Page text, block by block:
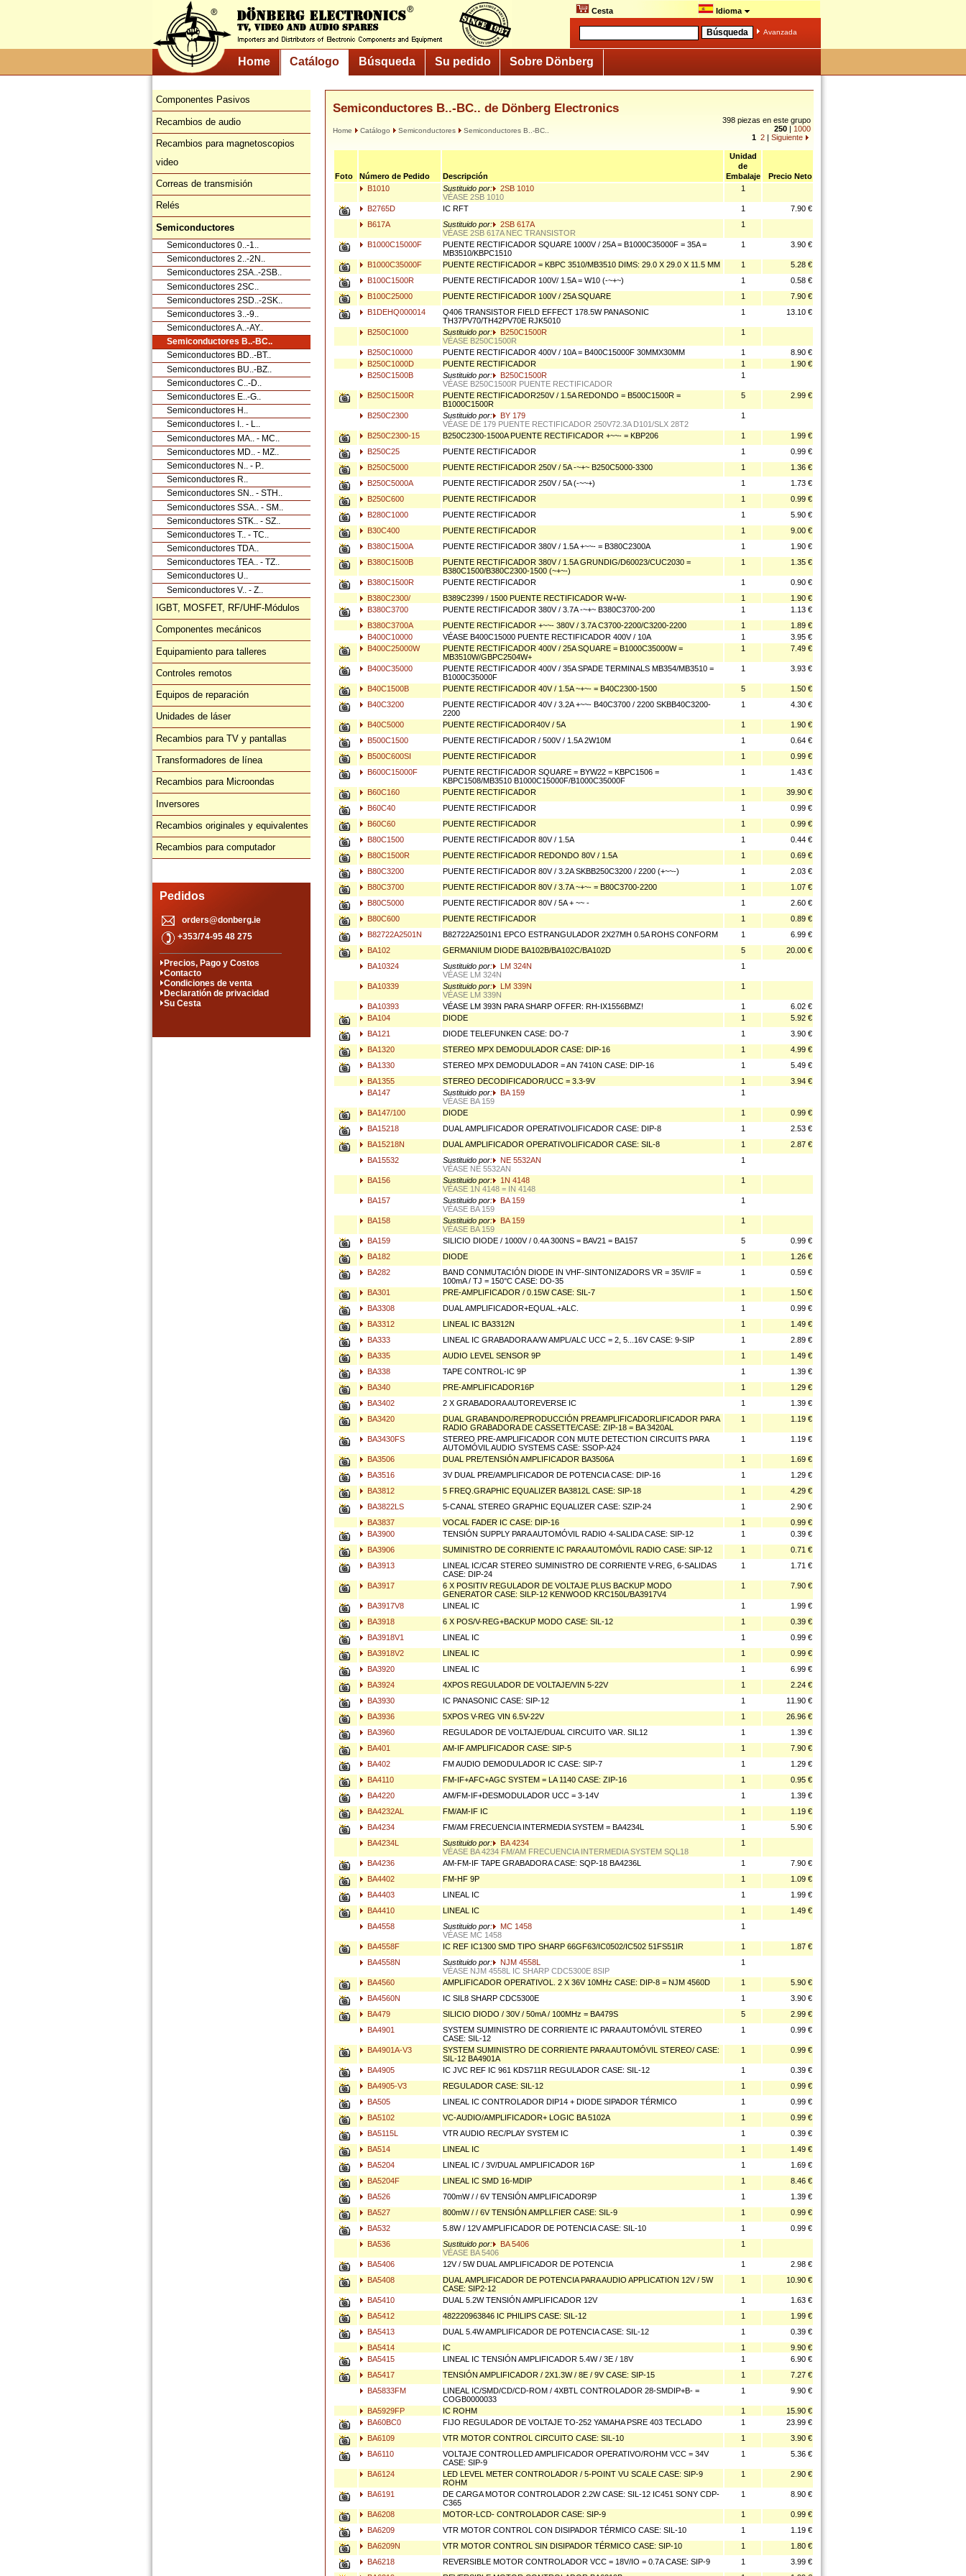
Cesta Idioma
Avanzada
Home Catálogo Búsqueda Su pedido Sobre Dönberg
Componentes Pasivos
Recambios de audio
Recambios para magnetoscopios
video
Correas de transmisión
Relés
Semiconductores
Semiconductores 0..-1..
Semiconductores 2..-2N..
Semiconductores 2SA..-2SB..
Semiconductores 2SC..
Semiconductores 2SD..-2SK..
Semiconductores 3..-9..
Semiconductores A..-AY..
Semiconductores B..-BC..
Semiconductores BD..-BT..
Semiconductores BU..-BZ..
Semiconductores C..-D..
Semiconductores E..-G..
Semiconductores H..
Semiconductores I.. - L..
Semiconductores MA.. - MC..
Semiconductores MD.. - MZ..
Semiconductores N.. - P..
Semiconductores R..
Semiconductores SN.. - STH..
Semiconductores SSA.. - SM..
Semiconductores STK.. - SZ..
Semiconductores T.. - TC..
Semiconductores TDA..
Semiconductores TEA.. - TZ..
Semiconductores U..
Semiconductores V.. - Z..
IGBT, MOSFET, RF/UHF-Módulos
Componentes mecánicos
Equipamiento para talleres
Controles remotos
Equipos de reparación
Unidades de láser
Recambios para TV y pantallas
Transformadores de línea
Recambios para Microondas
Inversores
Recambios originales y equivalentes
Recambios para computador
Pedidos
orders@donberg.ie
+353/74-95 48 275
Precios, Pago y Costos
Contacto
Condiciones de venta
Declaratión de privacidad
Su Cesta
Semiconductores B..-BC.. de Dönberg Electronics
Home Catálogo Semiconductores Semiconductores B..-BC..
398 piezas en este grupo
250 | 1000
1 2 | Siguiente
Foto Número de Pedido Descripción
Unidad
de
Embalaje
Precio Neto
B1010
Sustituido por:
2SB 1010
VÉASE 2SB 1010
1
B2765D IC RFT 1
7.90 €
B617A
Sustituido por:
2SB 617A
VÉASE 2SB 617A NEC TRANSISTOR
1
B1000C15000F
PUENTE RECTIFICADOR SQUARE 1000V / 25A = B1000C35000F = 35A =
MB3510/KBPC1510
1 3.90 €
B1000C35000F PUENTE RECTIFICADOR = KBPC 3510/MB3510 DIMS: 29.0 X 29.0 X 11.5 MM 1
5.28 €
B100C1500R
PUENTE RECTIFICADOR 100V/ 1.5A = W10 (-~+~) 1
0.58 €
B100C25000
PUENTE RECTIFICADOR 100V / 25A SQUARE 1
7.90 €
B1DEHQ000014
Q406 TRANSISTOR FIELD EFFECT 178.5W PANASONIC
TH37PV70/TH42PV70E RJK5010
1 13.10 €
B250C1000 Sustituido por:
B250C1500R
VÉASE B250C1500R
1
B250C10000 PUENTE RECTIFICADOR 400V / 10A = B400C15000F 30MMX30MM 1
8.90 €
B250C1000D
PUENTE RECTIFICADOR 1
1.90 €
B250C1500B
Sustituido por:
B250C1500R
VÉASE B250C1500R PUENTE RECTIFICADOR
1
B250C1500R
PUENTE RECTIFICADOR250V / 1.5A REDONDO = B500C1500R =
B1000C1500R
5 2.99 €
B250C2300 Sustituido por:
BY 179
VÉASE DE 179 PUENTE RECTIFICADOR 250V72.3A D101/SLX 28T2
1
B250C2300-15 B250C2300-1500A PUENTE RECTIFICADOR +~~- = KBP206 1
1.99 €
B250C25
PUENTE RECTIFICADOR 1
0.99 €
B250C5000
PUENTE RECTIFICADOR 250V / 5A -~+~ B250C5000-3300 1
1.36 €
B250C5000A
PUENTE RECTIFICADOR 250V / 5A (-~~+) 1
1.73 €
B250C600
PUENTE RECTIFICADOR 1
0.99 €
B280C1000
PUENTE RECTIFICADOR 1
5.90 €
B30C400
PUENTE RECTIFICADOR 1
9.00 €
B380C1500A
PUENTE RECTIFICADOR 380V / 1.5A +~~- = B380C2300A 1
1.90 €
B380C1500B
PUENTE RECTIFICADOR 380V / 1.5A GRUNDIG/D60023/CUC2030 =
B380C1500/B380C2300-1500 (~+~-)
1 1.35 €
B380C1500R PUENTE RECTIFICADOR 1
0.90 €
B380C2300/
B389C2399 / 1500 PUENTE RECTIFICADOR W+W- 1
1.90 €
B380C3700
PUENTE RECTIFICADOR 380V / 3.7A -~+~ B380C3700-200 1
1.13 €
B380C3700A
PUENTE RECTIFICADOR +~~- 380V / 3.7A C3700-2200/C3200-2200 1
1.89 €
B400C10000
VÉASE B400C15000 PUENTE RECTIFICADOR 400V / 10A 1
3.95 €
B400C25000W
PUENTE RECTIFICADOR 400V / 25A SQUARE = B1000C35000W =
MB3510W/GBPC2504W+
1 7.49 €
B400C35000
PUENTE RECTIFICADOR 400V / 35A SPADE TERMINALS MB354/MB3510 =
B1000C35000F
1 3.93 €
B40C1500B PUENTE RECTIFICADOR 40V / 1.5A ~+~- = B40C2300-1500 5
1.50 €
B40C3200
PUENTE RECTIFICADOR 40V / 3.2A +~~- B40C3700 / 2200 SKBB40C3200-
2200
1 4.30 €
B40C5000 PUENTE RECTIFICADOR40V / 5A 1
1.90 €
B500C1500
PUENTE RECTIFICADOR / 500V / 1.5A 2W10M 1
0.64 €
B500C600SI
PUENTE RECTIFICADOR 1
0.99 €
B600C15000F
PUENTE RECTIFICADOR SQUARE = BYW22 = KBPC1506 =
KBPC1508/MB3510 B1000C15000F/B1000C35000F
1 1.43 €
B60C160 PUENTE RECTIFICADOR 1
39.90 €
B60C40
PUENTE RECTIFICADOR 1
0.99 €
B60C60
PUENTE RECTIFICADOR 1
0.99 €
B80C1500
PUENTE RECTIFICADOR 80V / 1.5A 1
0.44 €
B80C1500R
PUENTE RECTIFICADOR REDONDO 80V / 1.5A 1
0.69 €
B80C3200
PUENTE RECTIFICADOR 80V / 3.2A SKBB250C3200 / 2200 (+~~-) 1
2.03 €
B80C3700
PUENTE RECTIFICADOR 80V / 3.7A ~+~- = B80C3700-2200 1
1.07 €
B80C5000
PUENTE RECTIFICADOR 80V / 5A + ~~ - 1
2.60 €
B80C600
PUENTE RECTIFICADOR 1
0.89 €
B82722A2501N
B82722A2501N1 EPCO ESTRANGULADOR 2X27MH 0.5A ROHS CONFORM 1
6.99 €
BA102
GERMANIUM DIODE BA102B/BA102C/BA102D 5
20.00 €
BA10324
Sustituido por:
LM 324N
VÉASE LM 324N
1
BA10339 Sustituido por:
LM 339N
VÉASE LM 339N
1
BA10393 VÉASE LM 393N PARA SHARP OFFER: RH-IX1556BMZ! 1
6.02 €
BA104
DIODE 1
5.92 €
BA121
DIODE TELEFUNKEN CASE: DO-7 1
3.90 €
BA1320
STEREO MPX DEMODULADOR CASE: DIP-16 1
4.99 €
BA1330
STEREO MPX DEMODULADOR = AN 7410N CASE: DIP-16 1
5.49 €
BA1355
STEREO DECODIFICADOR/UCC = 3.3-9V 1
3.94 €
BA147
Sustituido por:
BA 159
VÉASE BA 159
1
BA147/100 DIODE 1
0.99 €
BA15218
DUAL AMPLIFICADOR OPERATIVOLIFICADOR CASE: DIP-8 1
2.53 €
BA15218N
DUAL AMPLIFICADOR OPERATIVOLIFICADOR CASE: SIL-8 1
2.87 €
BA15532
Sustituido por:
NE 5532AN
VÉASE NE 5532AN
1
BA156 Sustituido por:
1N 4148
VÉASE 1N 4148 = IN 4148
1
BA157 Sustituido por:
BA 159
VÉASE BA 159
1
BA158 Sustituido por:
BA 159
VÉASE BA 159
1
BA159 SILICIO DIODE / 1000V / 0.4A 300NS = BAV21 = BA157 5
0.99 €
BA182
DIODE 1
1.26 €
BA282
BAND CONMUTACIÓN DIODE IN VHF-SINTONIZADORS VR = 35V/IF =
100mA / TJ = 150°C CASE: DO-35
1 0.59 €
BA301 PRE-AMPLIFICADOR / 0.15W CASE: SIL-7 1
1.50 €
BA3308
DUAL AMPLIFICADOR+EQUAL.+ALC. 1
0.99 €
BA3312
LINEAL IC BA3312N 1
1.49 €
BA333
LINEAL IC GRABADORA A/W AMPL/ALC UCC = 2, 5...16V CASE: 9-SIP 1
2.89 €
BA335
AUDIO LEVEL SENSOR 9P 1
1.49 €
BA338
TAPE CONTROL-IC 9P 1
1.39 €
BA340
PRE-AMPLIFICADOR16P 1
1.29 €
BA3402
2 X GRABADORA AUTOREVERSE IC 1
1.39 €
BA3420
DUAL GRABANDO/REPRODUCCIÓN PREAMPLIFICADORLIFICADOR PARA
RADIO GRABADORA DE CASSETTE/CASE: ZIP-18 = BA 3420AL
1 1.19 €
BA3430FS
STEREO PRE-AMPLIFICADOR CON MUTE DETECTION CIRCUITS PARA
AUTOMÓVIL AUDIO SYSTEMS CASE: SSOP-A24
1 1.19 €
BA3506 DUAL PRE/TENSIÓN AMPLIFICADOR BA3506A 1
1.69 €
BA3516
3V DUAL PRE/AMPLIFICADOR DE POTENCIA CASE: DIP-16 1
1.29 €
BA3812
5 FREQ.GRAPHIC EQUALIZER BA3812L CASE: SIP-18 1
4.29 €
BA3822LS
5-CANAL STEREO GRAPHIC EQUALIZER CASE: SZIP-24 1
2.90 €
BA3837
VOCAL FADER IC CASE: DIP-16 1
0.99 €
BA3900
TENSIÓN SUPPLY PARA AUTOMÓVIL RADIO 4-SALIDA CASE: SIP-12 1
0.39 €
BA3906
SUMINISTRO DE CORRIENTE IC PARA AUTOMÓVIL RADIO CASE: SIP-12 1
0.71 €
BA3913
LINEAL IC/CAR STEREO SUMINISTRO DE CORRIENTE V-REG, 6-SALIDAS
CASE: DIP-24
1 1.71 €
BA3917
6 X POSITIV REGULADOR DE VOLTAJE PLUS BACKUP MODO
GENERATOR CASE: SILP-12 KENWOOD KRC150L/BA3917V4
1 7.90 €
BA3917V8 LINEAL IC 1
1.99 €
BA3918
6 X POS/V-REG+BACKUP MODO CASE: SIL-12 1
0.39 €
BA3918V1
LINEAL IC 1
0.99 €
BA3918V2
LINEAL IC 1
0.99 €
BA3920
LINEAL IC 1
6.99 €
BA3924
4XPOS REGULADOR DE VOLTAJE/VIN 5-22V 1
2.24 €
BA3930
IC PANASONIC CASE: SIP-12 1
11.90 €
BA3936
5XPOS V-REG VIN 6.5V-22V 1
26.96 €
BA3960
REGULADOR DE VOLTAJE/DUAL CIRCUITO VAR. SIL12 1
1.39 €
BA401
AM-IF AMPLIFICADOR CASE: SIP-5 1
7.90 €
BA402
FM AUDIO DEMODULADOR IC CASE: SIP-7 1
1.29 €
BA4110
FM-IF+AFC+AGC SYSTEM = LA 1140 CASE: ZIP-16 1
0.95 €
BA4220
AM/FM-IF+DESMODULADOR UCC = 3-14V 1
1.39 €
BA4232AL
FM/AM-IF IC 1
1.19 €
BA4234
FM/AM FRECUENCIA INTERMEDIA SYSTEM = BA4234L 1
5.90 €
BA4234L
Sustituido por:
BA 4234
VÉASE BA 4234 FM/AM FRECUENCIA INTERMEDIA SYSTEM SQL18
1
BA4236 AM-FM-IF TAPE GRABADORA CASE: SQP-18 BA4236L 1
7.90 €
BA4402
FM-HF 9P 1
1.09 €
BA4403
LINEAL IC 1
1.99 €
BA4410
LINEAL IC 1
1.49 €
BA4558
Sustituido por:
MC 1458
VÉASE MC 1458
1
BA4558F IC REF IC1300 SMD TIPO SHARP 66GF63/IC0502/IC502 51FS51IR 1
1.87 €
BA4558N
Sustituido por:
NJM 4558L
VÉASE NJM 4558L IC SHARP CDC5300E 8SIP
1
BA4560 AMPLIFICADOR OPERATIVOL. 2 X 36V 10MHz CASE: DIP-8 = NJM 4560D 1
5.90 €
BA4560N
IC SIL8 SHARP CDC5300E 1
3.90 €
BA479
SILICIO DIODO / 30V / 50mA / 100MHz = BA479S 5
2.99 €
BA4901
SYSTEM SUMINISTRO DE CORRIENTE IC PARA AUTOMÓVIL STEREO
CASE: SIL-12
1 0.99 €
BA4901A-V3
SYSTEM SUMINISTRO DE CORRIENTE PARA AUTOMÓVIL STEREO/ CASE:
SIL-12 BA4901A
1 0.99 €
BA4905 IC JVC REF IC 961 KDS711R REGULADOR CASE: SIL-12 1
0.39 €
BA4905-V3
REGULADOR CASE: SIL-12 1
0.99 €
BA505
LINEAL IC CONTROLADOR DIP14 + DIODE SIPADOR TÉRMICO 1
0.99 €
BA5102
VC-AUDIO/AMPLIFICADOR+ LOGIC BA 5102A 1
0.99 €
BA5115L
VTR AUDIO REC/PLAY SYSTEM IC 1
0.39 €
BA514
LINEAL IC 1
1.49 €
BA5204
LINEAL IC / 3V/DUAL AMPLIFICADOR 16P 1
1.69 €
BA5204F
LINEAL IC SMD 16-MDIP 1
8.46 €
BA526
700mW / / 6V TENSIÓN AMPLIFICADOR9P 1
1.39 €
BA527
800mW / / 6V TENSIÓN AMPLLFIER CASE: SIL-9 1
0.99 €
BA532
5.8W / 12V AMPLIFICADOR DE POTENCIA CASE: SIL-10 1
0.99 €
BA536
Sustituido por:
BA 5406
VÉASE BA 5406
1
BA5406 12V / 5W DUAL AMPLIFICADOR DE POTENCIA 1
2.98 €
BA5408
DUAL AMPLIFICADOR DE POTENCIA PARA AUDIO APPLICATION 12V / 5W
CASE: SIP2-12
1 10.90 €
BA5410 DUAL 5.2W TENSIÓN AMPLIFICADOR 12V 1
1.63 €
BA5412
482220963846 IC PHILIPS CASE: SIL-12 1
1.99 €
BA5413
DUAL 5.4W AMPLIFICADOR DE POTENCIA CASE: SIL-12 1
0.39 €
BA5414
IC 1
9.90 €
BA5415
LINEAL IC TENSIÓN AMPLIFICADOR 5.4W / 3E / 18V 1
6.90 €
BA5417
TENSIÓN AMPLIFICADOR / 2X1.3W / 8E / 9V CASE: SIP-15 1
7.27 €
BA5833FM
LINEAL IC/SMD/CD/CD-ROM / 4XBTL CONTROLADOR 28-SMDIP+B- =
COGB0000033
1 9.90 €
BA5929FP IC ROHM 1
15.90 €
BA60BC0
FIJO REGULADOR DE VOLTAJE TO-252 YAMAHA PSRE 403 TECLADO 1
23.99 €
BA6109
VTR MOTOR CONTROL CIRCUITO CASE: SIL-10 1
3.90 €
BA6110
VOLTAJE CONTROLLED AMPLIFICADOR OPERATIVO/ROHM VCC = 34V
CASE: SIP-9
1 5.36 €
BA6124
LED LEVEL METER CONTROLADOR / 5-POINT VU SCALE CASE: SIP-9
ROHM
1 2.90 €
BA6191
DE CARGA MOTOR CONTROLADOR 2.2W CASE: SIL-12 IC451 SONY CDP-
C365
1 8.90 €
BA6208 MOTOR-LCD- CONTROLADOR CASE: SIP-9 1
0.99 €
BA6209
VTR MOTOR CONTROL CON DISIPADOR TÉRMICO CASE: SIL-10 1
1.19 €
BA6209N
VTR MOTOR CONTROL SIN DISIPADOR TÉRMICO CASE: SIP-10 1
1.80 €
BA6218
REVERSIBLE MOTOR CONTROLADOR VCC = 18V/IO = 0.7A CASE: SIP-9 1
3.99 €